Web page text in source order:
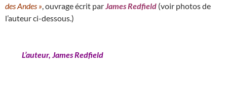
des Andes » , ouvrage écrit par James Redfield (voir photos de
l’auteur ci-dessous.)
L’auteur, James Redfield